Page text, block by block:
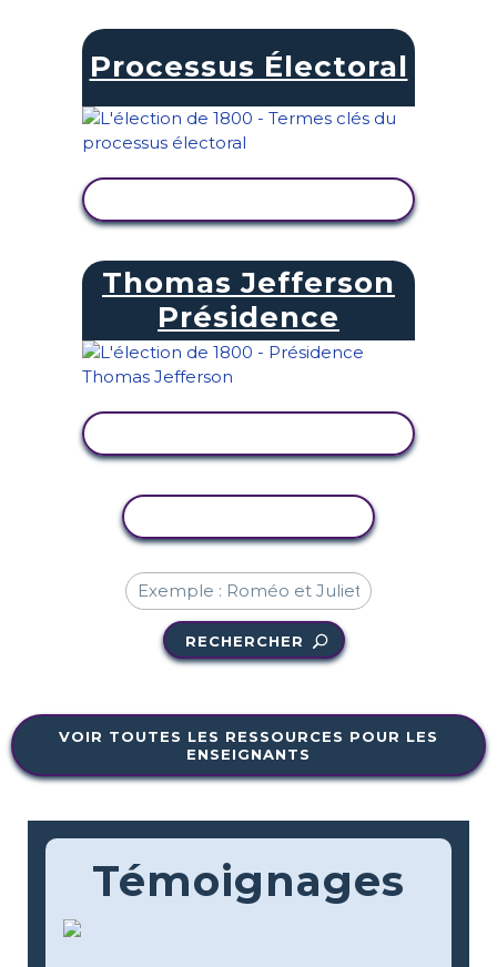
Processus Électoral
Thomas Jefferson
Présidence
RECHERCHER
VOIR TOUTES LES RESSOURCES POUR LES
ENSEIGNANTS
Témoignages